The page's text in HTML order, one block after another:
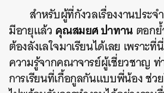
สำหรับผู้ที่กังวลเรื่องงานประจ
มีอายุแล้ว คุณสมยศ ปาทานตอก
ต้องลังเลใจมาเรียนได้เลย เพราะ
ความรู้จากคณาจารย์ผู้เชี่ยวชาญ ท่
การเรียนที่เกื้อกูลกันแบบพี่น้อง ช่ว